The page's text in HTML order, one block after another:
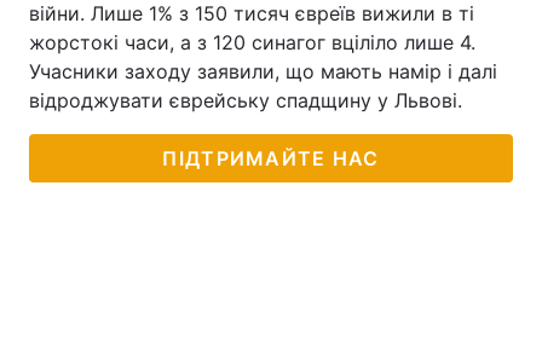
війни. Лише 1% з 150 тисяч євреїв вижили в ті
жорстокі часи, а з 120 синагог вціліло лише 4.
Учасники заходу заявили, що мають намір і далі
відроджувати єврейську спадщину у Львові.
ПІДТРИМАЙТЕ НАС